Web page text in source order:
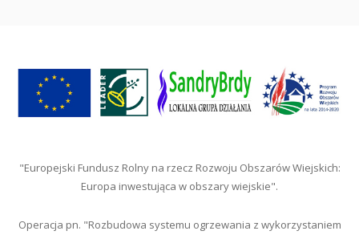
"Europejski Fundusz Rolny na rzecz Rozwoju Obszarów Wiejskich:
Europa inwestująca w obszary wiejskie".
Operacja pn. "Rozbudowa systemu ogrzewania z wykorzystaniem